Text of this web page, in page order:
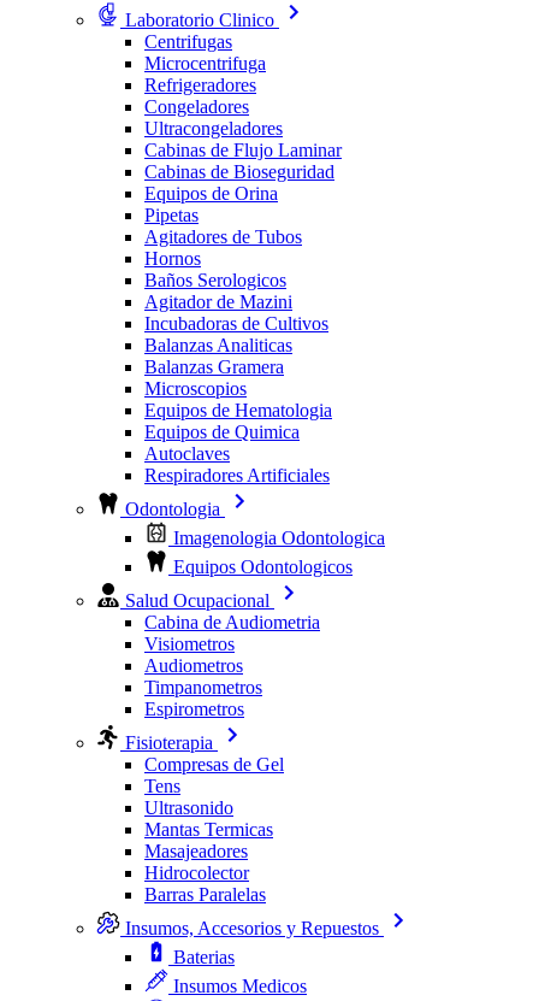
Laboratorio Clinico
Centrifugas
Microcentrifuga
Refrigeradores
Congeladores
Ultracongeladores
Cabinas de Flujo Laminar
Cabinas de Bioseguridad
Equipos de Orina
Pipetas
Agitadores de Tubos
Hornos
Baños Serologicos
Agitador de Mazini
Incubadoras de Cultivos
Balanzas Analiticas
Balanzas Gramera
Microscopios
Equipos de Hematologia
Equipos de Quimica
Autoclaves
Respiradores Artificiales
Odontologia
Imagenologia Odontologica
Equipos Odontologicos
Salud Ocupacional
Cabina de Audiometria
Visiometros
Audiometros
Timpanometros
Espirometros
Fisioterapia
Compresas de Gel
Tens
Ultrasonido
Mantas Termicas
Masajeadores
Hidrocolector
Barras Paralelas
Insumos, Accesorios y Repuestos
Baterias
Insumos Medicos